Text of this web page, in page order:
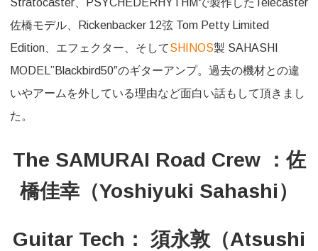
敦
（Atsushi
Sunaga）
へ
の
佐橋モデル、Rickenbacker 12弦 Tom Petty Limited
Edition、エフェクター、そしてSHINOS製 SAHASHI
MODEL”Blackbird50″のギターアンプ。過去の機材との違
いやアームを外している理由など面白い話もして頂きまし
た。
The SAMURAI Road Crew ：佐
橋佳幸（Yoshiyuki Sahashi）
Guitar Tech： 須永敦（Atsushi